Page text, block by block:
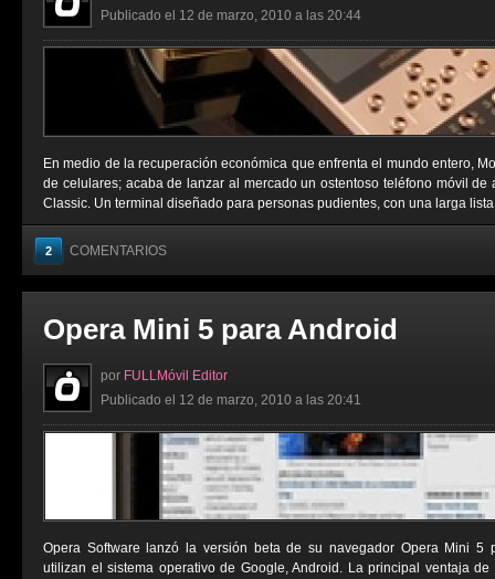
Publicado el 12 de marzo, 2010 a las 20:44
En medio de la recuperación económica que enfrenta el mundo entero,
de celulares; acaba de lanzar al mercado un ostentoso teléfono móvil de
Classic. Un terminal diseñado para personas pudientes, con una larga
2 COMENTARIOS
Opera Mini 5 para Android
por FULLMóvil Editor
Publicado el 12 de marzo, 2010 a las 20:41
Opera Software lanzó la versión beta de su navegador Opera Mini 5
utilizan el sistema operativo de Google, Android. La principal ventaja